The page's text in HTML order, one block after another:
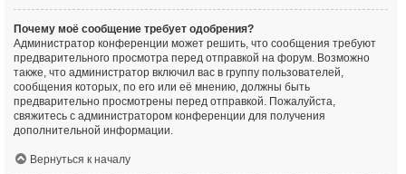
Почему моё сообщение требует одобрения?
Администратор конференции может решить, что сообщения требуют
предварительного просмотра перед отправкой на форум. Возможно
также, что администратор включил вас в группу пользователей,
сообщения которых, по его или её мнению, должны быть
предварительно просмотрены перед отправкой. Пожалуйста,
свяжитесь с администратором конференции для получения
дополнительной информации.
Вернуться к началу